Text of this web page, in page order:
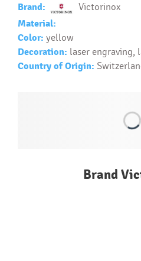
Ako si vybrať správny
Text...
Brand: Victorinox
Material:
Color: yellow
Decoration: laser engraving,
Country of Origin:
Brand